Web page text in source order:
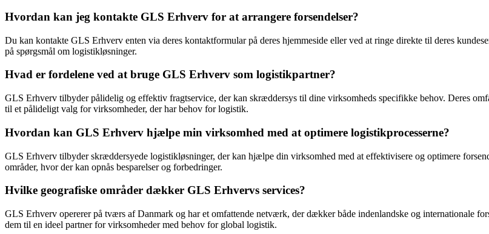
Hvordan kan jeg kontakte GLS Erhverv for at arrangere forsendelser?
Du kan kontakte GLS Erhverv enten via deres kontaktformular på deres hjemmeside eller ved at ringe direkte til deres
på spørgsmål om logistikløsninger.
Hvad er fordelene ved at bruge GLS Erhverv som logistikpartner?
GLS Erhverv tilbyder pålidelig og effektiv fragtservice, der kan skræddersys til dine virksomheds specifikke behov. Deres
til et pålideligt valg for virksomheder, der har behov for logistik.
Hvordan kan GLS Erhverv hjælpe min virksomhed med at optimere logistikprocesserne?
GLS Erhverv tilbyder skræddersyede logistikløsninger, der kan hjælpe din virksomhed med at effektivisere og optimere
områder, hvor der kan opnås besparelser og forbedringer.
Hvilke geografiske områder dækker GLS Erhvervs services?
GLS Erhverv opererer på tværs af Danmark og har et omfattende netværk, der dækker både indenlandske og internationale
dem til en ideel partner for virksomheder med behov for global logistik.